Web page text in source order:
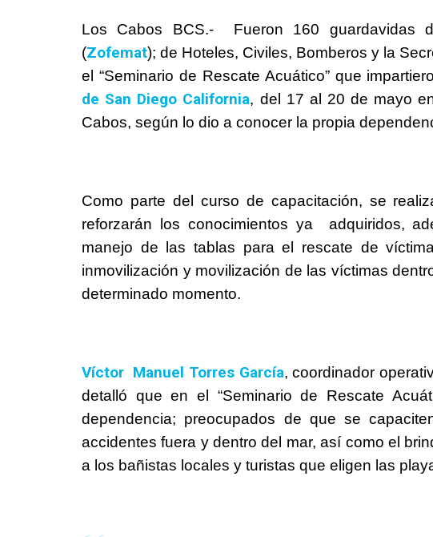
Los Cabos BCS.- Fueron 160 guardavidas
(Zofemat); de Hoteles, Civiles, Bomberos y la
el “Seminario de Rescate Acuático” que
de San Diego California, del 17 al 20 de mayo
Cabos, según lo dio a conocer la propia
Como parte del curso de capacitación, se
reforzarán los conocimientos ya adquiridos,
manejo de las tablas para el rescate de
inmovilización y movilización de las víctimas
determinado momento.
Víctor Manuel Torres García, coordinador
detalló que en el “Seminario de Rescate
dependencia; preocupados de que se
accidentes fuera y dentro del mar, así como el
a los bañistas locales y turistas que eligen las